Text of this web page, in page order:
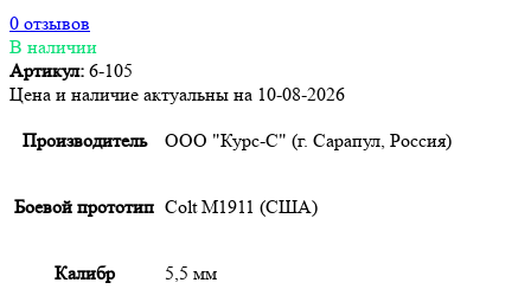
0 отзывов
В наличии
Артикул: 6-105
Цена и наличие актуальны на 10-08-2026
Производитель ООО "Курс-С" (г. Сарапул, Россия)
Боевой прототип Colt M1911 (США)
Калибр 5,5 мм